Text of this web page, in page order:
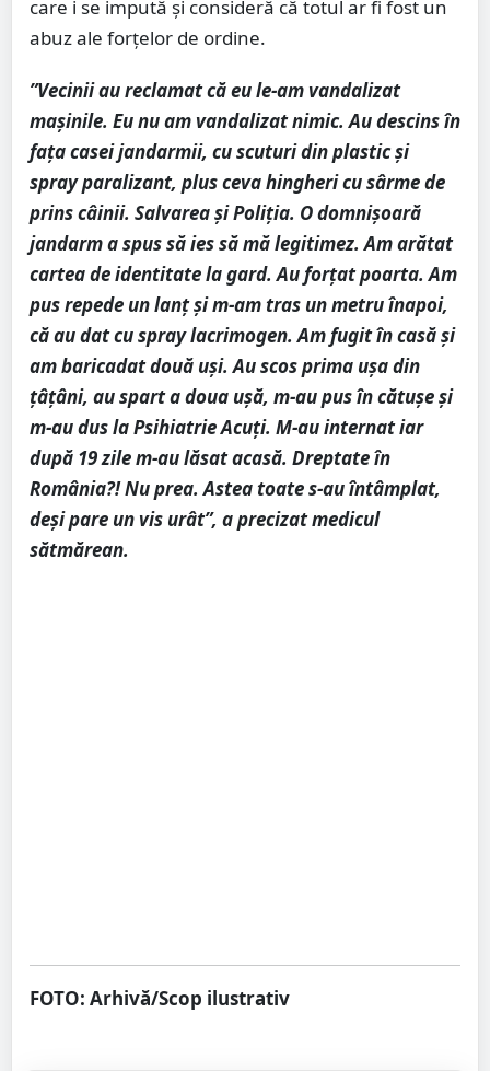
care i se impută și consideră că totul ar fi fost un
abuz ale forțelor de ordine.
”Vecinii au reclamat că eu le-am vandalizat
mașinile. Eu nu am vandalizat nimic. Au descins în
fața casei jandarmii, cu scuturi din plastic și
spray paralizant, plus ceva hingheri cu sârme de
prins câinii. Salvarea și Poliția. O domnișoară
jandarm a spus să ies să mă legitimez. Am arătat
cartea de identitate la gard. Au forțat poarta. Am
pus repede un lanț și m-am tras un metru înapoi,
că au dat cu spray lacrimogen. Am fugit în casă și
am baricadat două uși. Au scos prima ușa din
țâțâni, au spart a doua ușă, m-au pus în cătușe și
m-au dus la Psihiatrie Acuți. M-au internat iar
după 19 zile m-au lăsat acasă. Dreptate în
România?! Nu prea. Astea toate s-au întâmplat,
deși pare un vis urât”, a precizat medicul
sătmărean.
FOTO: Arhivă/Scop ilustrativ